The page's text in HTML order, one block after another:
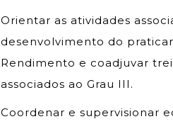
Orientar as atividades
desenvolvimento do
Rendimento e coadjuvar
associados ao Grau III.
Coordenar e supervisionar